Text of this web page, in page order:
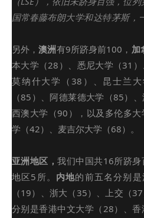
国常春藤布朗大学和达特茅斯，
另外，澳洲有9所跻身前100， 加
本大学（28）、悉尼大学（31）
莫纳什大学（38）、 昆士兰大
（85）、阿德莱德大学（85）
西澳大学（90），以及多伦多
学（42）、麦吉尔大学（68）。
亚洲地区，我们中国共16所跻
地区5所。 内地的前五名分别
（19）、浙大（35）、上交（
分别是香港中文大学（28）、